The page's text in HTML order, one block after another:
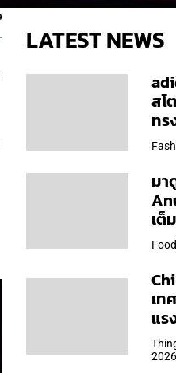
LATEST NEWS
สโ
ทร
ชั
มา
เต็
ให
เท
แร
พริ
แร
2026